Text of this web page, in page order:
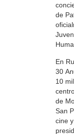
de
En
30
10
de
San
cine